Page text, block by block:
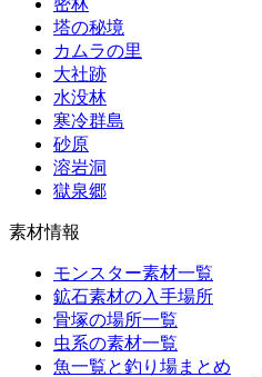
密林
塔の秘境
カムラの里
大社跡
水没林
寒冷群島
砂原
溶岩洞
獄泉郷
素材情報
モンスター素材一覧
鉱石素材の入手場所
骨塚の場所一覧
虫系の素材一覧
魚一覧と釣り場まとめ